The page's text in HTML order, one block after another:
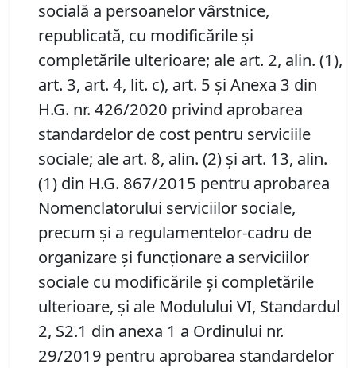
socială a persoanelor vârstnice,
republicată, cu modificările şi
completările ulterioare; ale art. 2, alin. (1),
art. 3, art. 4, lit. c), art. 5 şi Anexa 3 din
H.G. nr. 426/2020 privind aprobarea
standardelor de cost pentru serviciile
sociale; ale art. 8, alin. (2) și art. 13, alin.
(1) din H.G. 867/2015 pentru aprobarea
Nomenclatorului serviciilor sociale,
precum şi a regulamentelor-cadru de
organizare şi funcţionare a serviciilor
sociale cu modificările şi completările
ulterioare, și ale Modulului VI, Standardul
2, S2.1 din anexa 1 a Ordinului nr.
29/2019 pentru aprobarea standardelor